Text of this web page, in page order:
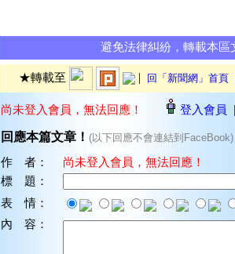
避免法律糾紛，轉載本區
★轉載至 | 回「新聞網」首頁
尚未登入會員，無法回應！ 登入會員
回應本篇文章！ (以下回應不會連結到
作 者：
尚未登入會員，無法回應！
標 題：
表 情：
內 容：